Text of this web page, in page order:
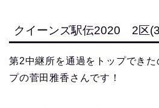
クイーンズ駅伝2020 2区
第2中継所を通過をトップでき
プの菅田雅香さんです！